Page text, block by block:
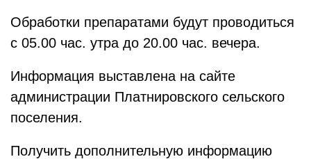
Обработки препаратами будут проводиться
с 05.00 час. утра до 20.00 час. вечера.
Информация выставлена на сайте
администрации Платнировского сельского
поселения.
Получить дополнительную информацию